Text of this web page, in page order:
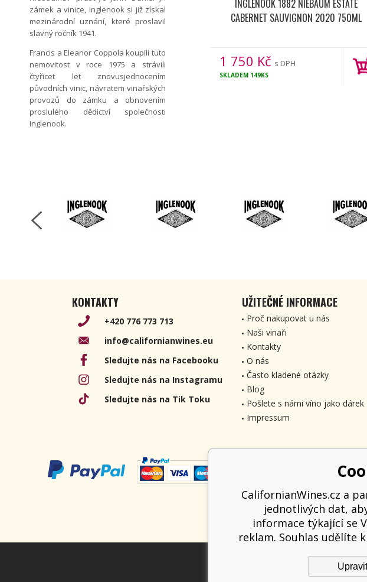
zámek a vinice, Inglenook si již získal
mezinárodní uznání, které proslavil
slavný ročník 1941.
Francis a Eleanor Coppola koupili tuto
nemovitost v roce 1975 a strávili
čtyřicet let znovusjednocením
původních vinic, návratem vinařských
provozů do zámku a obnovením
proslulého dědictví společnosti
Inglenook.
INGLENOOK 1882 NIEBAUM ESTATE
CABERNET SAUVIGNON 2020 750ML
1 750 Kč s DPH
SKLADEM 149KS
KONTAKTY
+420 776 773 713
info@californianwines.eu
Sledujte nás na Facebooku
Sledujte nás na Instagramu
Sledujte nás na Tik Toku
UŽITEČNÉ INFORMACE
Proč nakupovat u nás
Naši vinaři
Kontakty
O nás
Často kladené otázky
Blog
Pošlete s námi víno jako dárek
Impressum
CalifornianWines.cz a
jednotlivých dat,
informace týkající se
reklam. Souhlas udělíte
Upravit